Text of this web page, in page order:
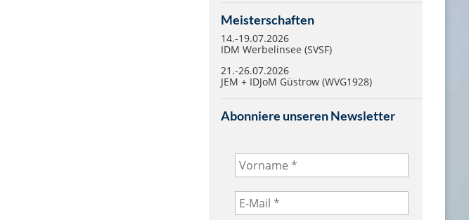
Meisterschaften
14.-19.07.2026
IDM Werbelinsee (SVSF)
21.-26.07.2026
JEM + IDJoM Güstrow (WVG1928)
Abonniere unseren Newsletter